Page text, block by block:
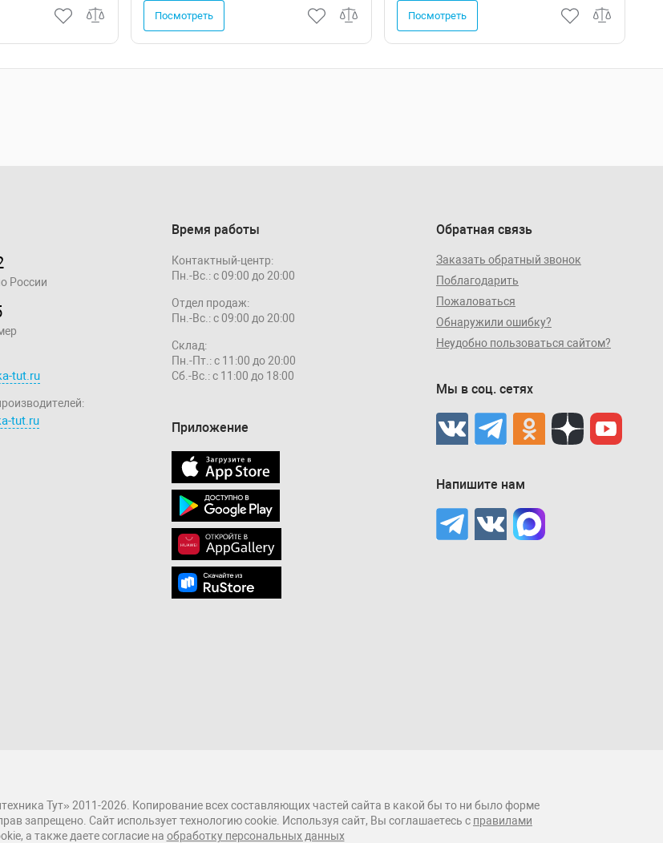
Посмотреть Посмотреть
России
tut.ru
tut.ru
Время работы
Контактный-центр:
Пн.-Вс.: с 09:00 до 20:00
Отдел продаж:
Пн.-Вс.: с 09:00 до 20:00
Склад:
Пн.-Пт.: с 11:00 до 20:00
Сб.-Вс.: с 11:00 до 18:00
Приложение
Обратная связь
Заказать обратный звонок
Поблагодарить
Пожаловаться
Обнаружили ошибку?
Неудобно пользоваться сайтом?
Мы в соц. сетях
Напишите нам
Тут» 2011-2026. Копирование всех составляющих частей сайта в какой бы то ни было форме
запрещено. Сайт использует технологию cookie. Используя сайт, Вы соглашаетесь с правилами
а также даете согласие на обработку персональных данных